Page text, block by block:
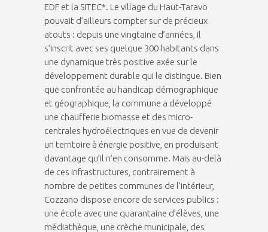
EDF et la SITEC*. Le village du Haut-Taravo
pouvait d’ailleurs compter sur de précieux
atouts : depuis une vingtaine d’années, il
s’inscrit avec ses quelque 300 habitants dans
une dynamique très positive axée sur le
développement durable qui le distingue. Bien
que confrontée au handicap démographique
et géographique, la commune a développé
une chaufferie biomasse et des micro-
centrales hydroélectriques en vue de devenir
un territoire à énergie positive, en produisant
davantage qu’il n’en consomme. Mais au-delà
de ces infrastructures, contrairement à
nombre de petites communes de l’intérieur,
Cozzano dispose encore de services publics :
une école avec une quarantaine d’élèves, une
médiathèque, une crèche municipale, des